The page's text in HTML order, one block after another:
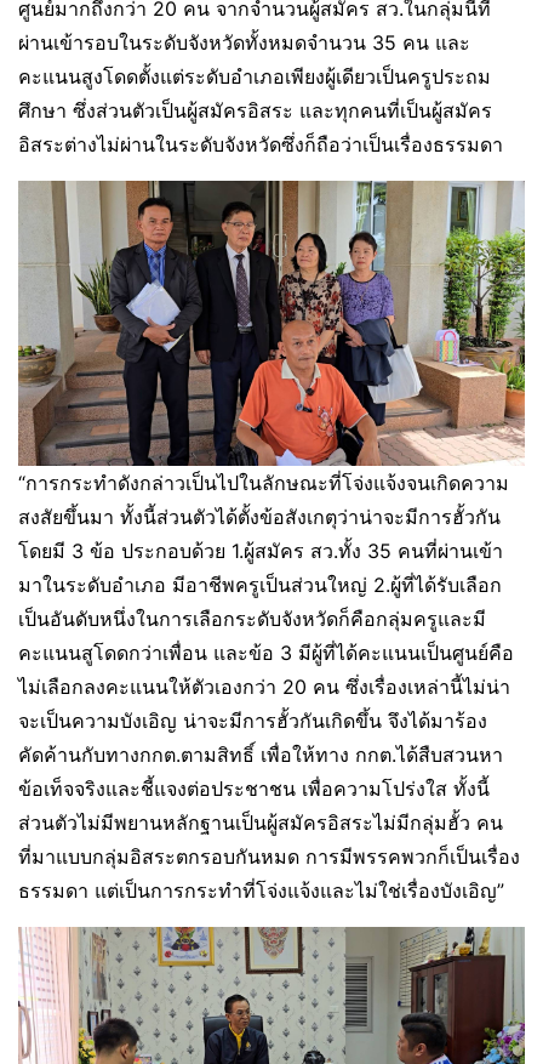
ศูนย์มากถึงกว่า 20 คน จากจำนวนผู้สมัคร สว.ในกลุ่มนี้ที่
ผ่านเข้ารอบในระดับจังหวัดทั้งหมดจำนวน 35 คน และ
คะแนนสูงโดดตั้งแต่ระดับอำเภอเพียงผู้เดียวเป็นครูประถม
ศึกษา ซึ่งส่วนตัวเป็นผู้สมัครอิสระ และทุกคนที่เป็นผู้สมัคร
อิสระต่างไม่ผ่านในระดับจังหวัดซึ่งก็ถือว่าเป็นเรื่องธรรมดา
“การกระทำดังกล่าวเป็นไปในลักษณะที่โจ่งแจ้งจนเกิดความ
สงสัยขึ้นมา ทั้งนี้ส่วนตัวได้ตั้งข้อสังเกตุว่าน่าจะมีการฮั้วกัน
โดยมี 3 ข้อ ประกอบด้วย 1.ผู้สมัคร สว.ทั้ง 35 คนที่ผ่านเข้า
มาในระดับอำเภอ มีอาชีพครูเป็นส่วนใหญ่ 2.ผู้ที่ได้รับเลือก
เป็นอันดับหนึ่งในการเลือกระดับจังหวัดก็คือกลุ่มครูและมี
คะแนนสูโดดกว่าเพื่อน และข้อ 3 มีผู้ที่ได้คะแนนเป็นศูนย์คือ
ไม่เลือกลงคะแนนให้ตัวเองกว่า 20 คน ซึ่งเรื่องเหล่านี้ไม่น่า
จะเป็นความบังเอิญ น่าจะมีการฮั้วกันเกิดขึ้น จึงได้มาร้อง
คัดค้านกับทางกกต.ตามสิทธิ์ เพื่อให้ทาง กกต.ได้สืบสวนหา
ข้อเท็จจริงและชี้แจงต่อประชาชน เพื่อความโปร่งใส ทั้งนี้
ส่วนตัวไม่มีพยานหลักฐานเป็นผู้สมัครอิสระไม่มีกลุ่มฮั้ว คน
ที่มาแบบกลุ่มอิสระตกรอบกันหมด การมีพรรคพวกก็เป็นเรื่อง
ธรรมดา แต่เป็นการกระทำที่โจ่งแจ้งและไม่ใช่เรื่องบังเอิญ”